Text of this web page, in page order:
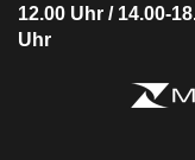
12.00 Uhr / 14.00-
Uhr